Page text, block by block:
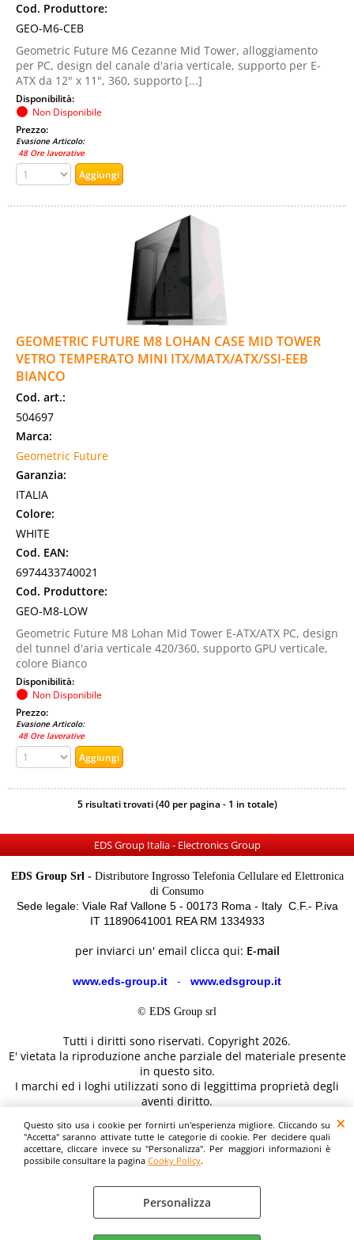
Questo sito usa i cookie per fornirti un'esperienza migliore. Cliccando su
"Accetta" saranno attivate tutte le categorie di cookie. Per decidere quali
accettare, cliccare invece su "Personalizza". Per maggiori informazioni è
possibile consultare la pagina Cooky Policy.
Personalizza
Cod. Produttore:
GEO-M6-CEB
Geometric Future M6 Cezanne Mid Tower, alloggiamento
per PC, design del canale d'aria verticale, supporto per E-
ATX da 12" x 11", 360, supporto [...]
Disponibilità:
Non Disponibile
Prezzo:
Evasione Articolo:
48 Ore lavorative
GEOMETRIC FUTURE M8 LOHAN CASE MID TOWER
VETRO TEMPERATO MINI ITX/MATX/ATX/SSI-EEB
BIANCO
Cod. art.:
504697
Marca:
Geometric Future
Garanzia:
ITALIA
Colore:
WHITE
Cod. EAN:
6974433740021
Cod. Produttore:
GEO-M8-LOW
Geometric Future M8 Lohan Mid Tower E-ATX/ATX PC, design
del tunnel d'aria verticale 420/360, supporto GPU verticale,
colore Bianco
Disponibilità:
Non Disponibile
Prezzo:
Evasione Articolo:
48 Ore lavorative
5 risultati trovati (40 per pagina - 1 in totale)
EDS Group Italia - Electronics Group
EDS Group Srl -Distributore Ingrosso Telefonia Cellulare ed Elettronica
di Consumo
Sede legale: Viale Raf Vallone 5 - 00173 Roma - Italy C.F.- P.iva
IT 11890641001 REA RM 1334933
per inviarci un' email clicca qui: E-mail
www.eds-group.it - www.edsgroup.it
© EDS Group srl
Tutti i diritti sono riservati. Copyright 2026.
E' vietata la riproduzione anche parziale del materiale presente
in questo sito.
I marchi ed i loghi utilizzati sono di leggittima proprietà degli
aventi diritto.
scopo illustrativo fanno fede i dettagli sul sito del costruttore.
Cooky Policy Preferenze cookie